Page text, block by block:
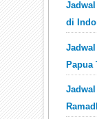
di
Papua